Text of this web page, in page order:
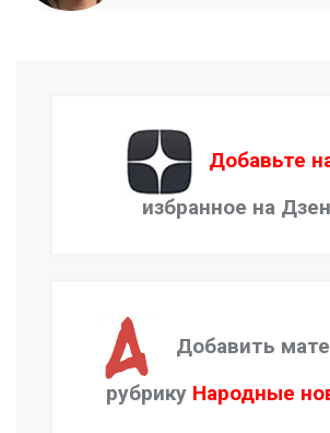
Добавьте
избранное на
Добавить
рубрику Народные